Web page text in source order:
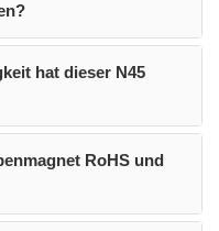
hat dieser N45
RoHS und